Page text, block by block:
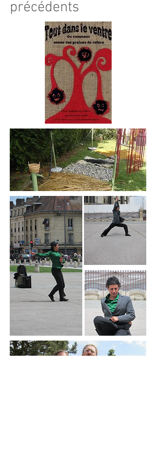
précédents